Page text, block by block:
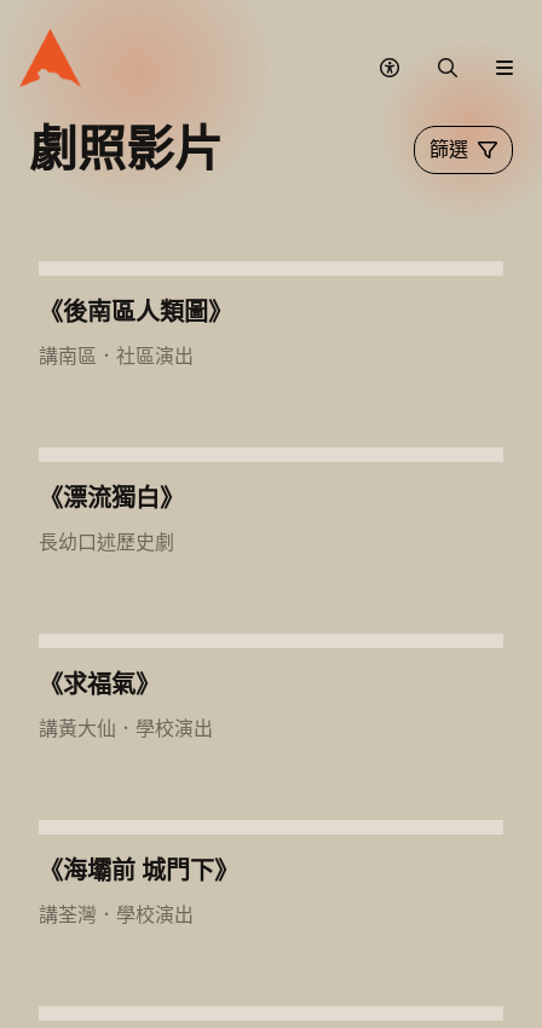
無
搜
網
選
單
劇照影片 篩選
《後南區人類圖》
講南區 ． 社區演出
《漂流獨白》
長幼口述歷史劇
《求福氣》
講黃大仙 ． 學校演出
《海壩前 城門下》
講荃灣 ． 學校演出